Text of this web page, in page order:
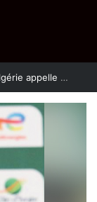
Protection de la ville sainte d’El-Qods : l’Algérie appelle à une action collective